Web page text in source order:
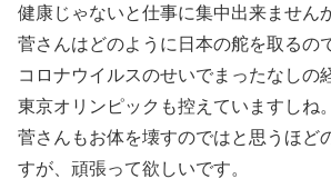
健康じゃないと仕事に集中出来ません
菅さんはどのように日本の舵を取るの
コロナウイルスのせいでまったなしの
東京オリンピックも控えていますしね。
菅さんもお体を壊すのではと思うほど
すが、頑張って欲しいです。